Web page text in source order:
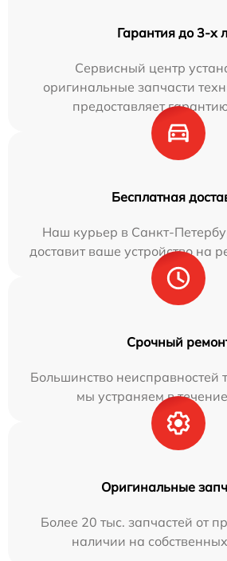
Гарантия до 3-х
Сервисный центр
оригинальные запчасти
предоставляет
Бесплатная
Наш курьер в Санкт-
доставит ваше устройство на
Срочный
Большинство неисправностей
мы устраняем в
Оригинальные
Более 20 тыс. запчастей от
наличии на